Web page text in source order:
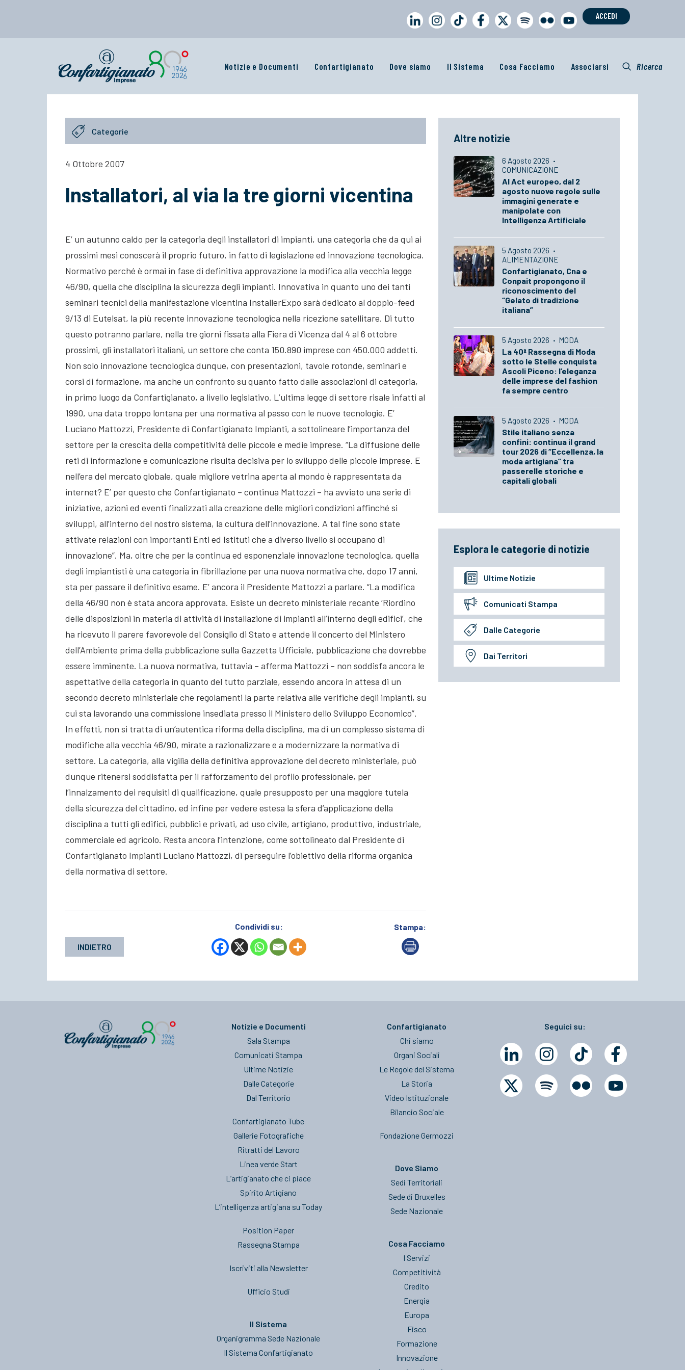
ACCEDI
Notizie e Documenti Confartigianato Dove siamo Il Sistema Cosa Facciamo Associarsi Ricerca
Categorie
4 Ottobre 2007
Installatori, al via la tre giorni vicentina
E’ un autunno caldo per la categoria degli installatori di impianti, una categoria che da qui ai
prossimi mesi conoscerà il proprio futuro, in fatto di legislazione ed innovazione tecnologica.
Normativo perché è ormai in fase di definitiva approvazione la modifica alla vecchia legge
46/90, quella che disciplina la sicurezza degli impianti. Innovativa in quanto uno dei tanti
seminari tecnici della manifestazione vicentina InstallerExpo sarà dedicato al doppio-feed
9/13 di Eutelsat, la più recente innovazione tecnologica nella ricezione satellitare. Di tutto
questo potranno parlare, nella tre giorni fissata alla Fiera di Vicenza dal 4 al 6 ottobre
prossimi, gli installatori italiani, un settore che conta 150.890 imprese con 450.000 addetti.
Non solo innovazione tecnologica dunque, con presentazioni, tavole rotonde, seminari e
corsi di formazione, ma anche un confronto su quanto fatto dalle associazioni di categoria,
in primo luogo da Confartigianato, a livello legislativo. L’ultima legge di settore risale infatti al
1990, una data troppo lontana per una normativa al passo con le nuove tecnologie. E’
Luciano Mattozzi, Presidente di Confartigianato Impianti, a sottolineare l’importanza del
settore per la crescita della competitività delle piccole e medie imprese. “La diffusione delle
reti di informazione e comunicazione risulta decisiva per lo sviluppo delle piccole imprese. E
nell’era del mercato globale, quale migliore vetrina aperta al mondo è rappresentata da
internet? E’ per questo che Confartigianato – continua Mattozzi – ha avviato una serie di
iniziative, azioni ed eventi finalizzati alla creazione delle migliori condizioni affinché si
sviluppi, all’interno del nostro sistema, la cultura dell’innovazione. A tal fine sono state
attivate relazioni con importanti Enti ed Istituti che a diverso livello si occupano di
innovazione”. Ma, oltre che per la continua ed esponenziale innovazione tecnologica, quella
degli impiantisti è una categoria in fibrillazione per una nuova normativa che, dopo 17 anni,
sta per passare il definitivo esame. E’ ancora il Presidente Mattozzi a parlare. “La modifica
della 46/90 non è stata ancora approvata. Esiste un decreto ministeriale recante ‘Riordino
delle disposizioni in materia di attività di installazione di impianti all’interno degli edifici’, che
ha ricevuto il parere favorevole del Consiglio di Stato e attende il concerto del Ministero
dell’Ambiente prima della pubblicazione sulla Gazzetta Ufficiale, pubblicazione che dovrebbe
essere imminente. La nuova normativa, tuttavia – afferma Mattozzi – non soddisfa ancora le
aspettative della categoria in quanto del tutto parziale, essendo ancora in attesa di un
secondo decreto ministeriale che regolamenti la parte relativa alle verifiche degli impianti, su
cui sta lavorando una commissione insediata presso il Ministero dello Sviluppo Economico”.
In effetti, non si tratta di un’autentica riforma della disciplina, ma di un complesso sistema di
modifiche alla vecchia 46/90, mirate a razionalizzare e a modernizzare la normativa di
settore. La categoria, alla vigilia della definitiva approvazione del decreto ministeriale, può
dunque ritenersi soddisfatta per il rafforzamento del profilo professionale, per
l’innalzamento dei requisiti di qualificazione, quale presupposto per una maggiore tutela
della sicurezza del cittadino, ed infine per vedere estesa la sfera d’applicazione della
disciplina a tutti gli edifici, pubblici e privati, ad uso civile, artigiano, produttivo, industriale,
commerciale ed agricolo. Resta ancora l’intenzione, come sottolineato dal Presidente di
Confartigianato Impianti Luciano Mattozzi, di perseguire l’obiettivo della riforma organica
della normativa di settore.
INDIETRO
Condividi su: Stampa:
Altre notizie
6 Agosto 2026 ·
COMUNICAZIONE
AI Act europeo, dal 2
agosto nuove regole sulle
immagini generate e
manipolate con
Intelligenza Artificiale
5 Agosto 2026 ·
ALIMENTAZIONE
Confartigianato, Cna e
Conpait propongono il
riconoscimento del
“Gelato di tradizione
italiana”
5 Agosto 2026 · MODA
La 40ª Rassegna di Moda
sotto le Stelle conquista
Ascoli Piceno: l’eleganza
delle imprese del fashion
fa sempre centro
5 Agosto 2026 · MODA
Stile italiano senza
confini: continua il grand
tour 2026 di “Eccellenza, la
moda artigiana” tra
passerelle storiche e
capitali globali
Esplora le categorie di notizie
Ultime Notizie
Comunicati Stampa
Dalle Categorie
Dai Territori
Notizie e Documenti
Sala Stampa
Comunicati Stampa
Ultime Notizie
Dalle Categorie
Dal Territorio
Confartigianato Tube
Gallerie Fotografiche
Ritratti del Lavoro
Linea verde Start
L’artigianato che ci piace
Spirito Artigiano
L’intelligenza artigiana su Today
Position Paper
Rassegna Stampa
Iscriviti alla Newsletter
Ufficio Studi
Il Sistema
Organigramma Sede Nazionale
Il Sistema Confartigianato
Confartigianato
Chi siamo
Organi Sociali
Le Regole del Sistema
La Storia
Video Istituzionale
Bilancio Sociale
Fondazione Germozzi
Dove Siamo
Sedi Territoriali
Sede di Bruxelles
Sede Nazionale
Cosa Facciamo
I Servizi
Competitività
Credito
Energia
Europa
Fisco
Formazione
Innovazione
Seguici su: